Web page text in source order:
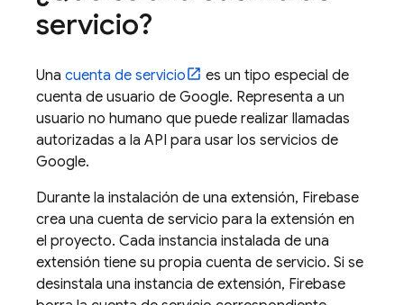
servicio?
Una cuenta de servicio
es un tipo especial de
cuenta de usuario de Google. Representa a un
usuario no humano que puede realizar llamadas
autorizadas a la API para usar los servicios de
Google.
Durante la instalación de una extensión, Firebase
crea una cuenta de servicio para la extensión en
el proyecto. Cada instancia instalada de una
extensión tiene su propia cuenta de servicio. Si se
desinstala una instancia de extensión, Firebase